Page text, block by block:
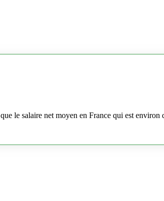
que le salaire net moyen en France qui est